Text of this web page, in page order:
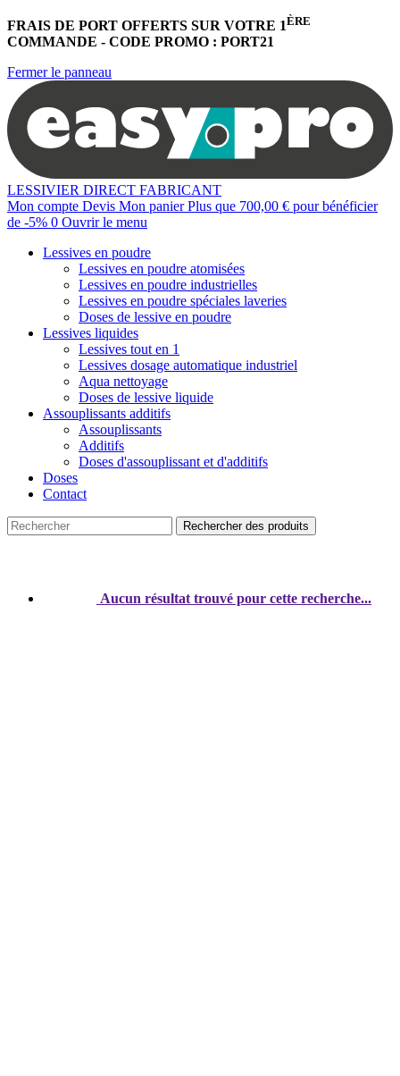
FRAIS DE PORT OFFERTS SUR VOTRE 1ÈRE
COMMANDE - CODE PROMO : PORT21
Fermer le panneau
LESSIVIER DIRECT FABRICANT
Mon compte Devis Mon panierPlus que 700,00 € pour bénéficier
de -5% 0 Ouvrir le menu
Lessives en poudre
Lessives en poudre atomisées
Lessives en poudre industrielles
Lessives en poudre spéciales laveries
Doses de lessive en poudre
Lessives liquides
Lessives tout en 1
Lessives dosage automatique industriel
Aqua nettoyage
Doses de lessive liquide
Assouplissants additifs
Assouplissants
Additifs
Doses d'assouplissant et d'additifs
Doses
Contact
Rechercher des produits
Aucun résultat trouvé pour cette recherche...